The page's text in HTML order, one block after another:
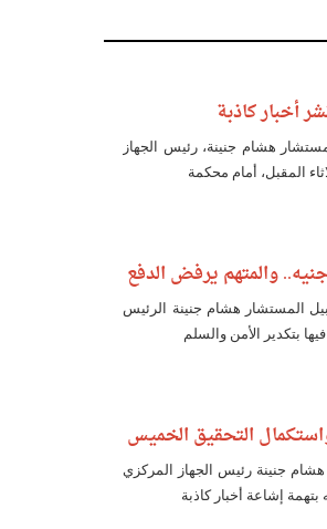
أخبار كاذبة
هشام جنينة، رئيس الجهاز
المقبل، أمام محكمة
المستشار هشام جنينة الرئيس
بتكدير الأمن والسلم
التحقيق الخميس
هشام جنينة رئيس الجهاز المركزي
إشاعة أخبار كاذبة